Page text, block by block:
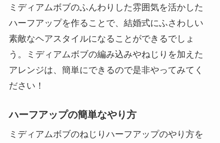
ミディアムボブのふんわりした雰囲気を活かした
ハーフアップを作ることで、結婚式にふさわしい
素敵なヘアスタイルになることができるでしょ
う。ミディアムボブの編み込みやねじりを加えた
アレンジは、簡単にできるので是非やってみてく
ださい！
ハーフアップの簡単なやり方
ミディアムボブのねじりハーフアップのやり方を